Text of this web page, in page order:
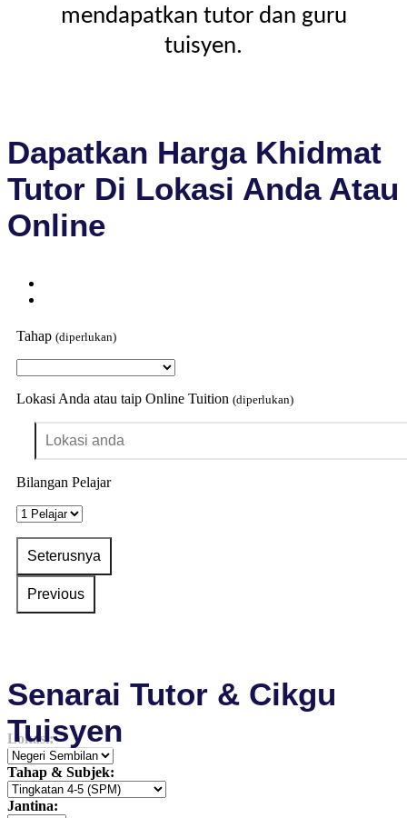
mendapatkan tutor dan guru
tuisyen.
Dapatkan Harga Khidmat
Tutor Di Lokasi Anda Atau
Online
Tahap (diperlukan)
Lokasi Anda atau taip Online Tuition (diperlukan)
Bilangan Pelajar
Senarai Tutor & Cikgu
Tuisyen
Lokasi:
Tahap & Subjek:
Jantina: